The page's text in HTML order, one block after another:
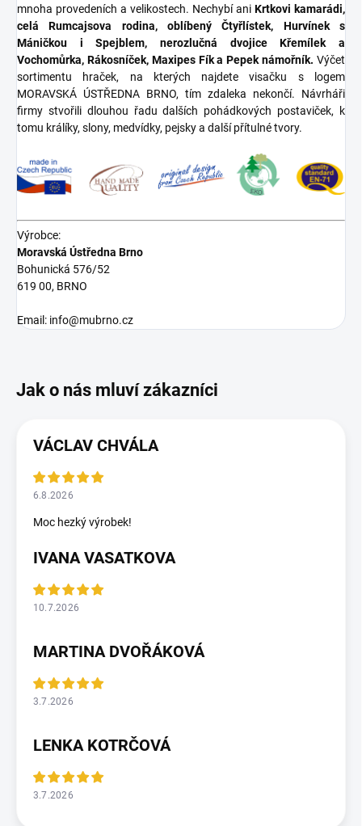
mnoha provedeních a velikostech. Nechybí ani Krtkovi kamarádi,
celá Rumcajsova rodina, oblíbený Čtyřlístek, Hurvínek s
Máničkou i Spejblem, nerozlučná dvojice Křemílek a
Vochomůrka, Rákosníček, Maxipes Fík a Pepek námořník. Výčet
sortimentu hraček, na kterých najdete visačku s logem
MORAVSKÁ ÚSTŘEDNA BRNO, tím zdaleka nekončí. Návrháři
firmy stvořili dlouhou řadu dalších pohádkových postaviček, k
tomu králíky, slony, medvídky, pejsky a další přítulné tvory.
Výrobce:
Moravská Ústředna Brno
Bohunická 576/52
619 00, BRNO
Email: info@mubrno.cz
VÁCLAV CHVÁLA
6.8.2026
Moc hezký výrobek!
IVANA VASATKOVA
10.7.2026
MARTINA DVOŘÁKOVÁ
3.7.2026
LENKA KOTRČOVÁ
3.7.2026